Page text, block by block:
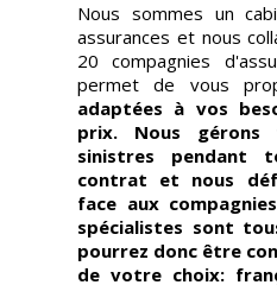
Nous sommes un
assurances et nous
20 compagnies
permet de vous
adaptées à vos
prix. Nous gérons
sinistres pendant
contrat et nous
face aux
spécialistes sont
pourrez donc être
de votre choix: